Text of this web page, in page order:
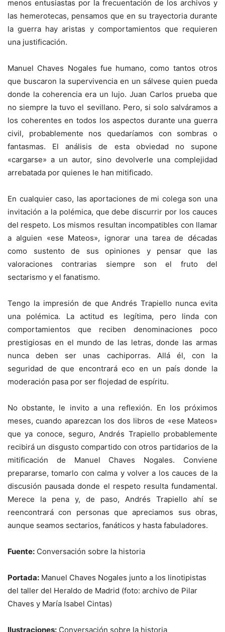
menos entusiastas por la frecuentación de los archivos y
las hemerotecas, pensamos que en su trayectoria durante
la guerra hay aristas y comportamientos que requieren
una justificación.
Manuel Chaves Nogales fue humano, como tantos otros
que buscaron la supervivencia en un sálvese quien pueda
donde la coherencia era un lujo. Juan Carlos prueba que
no siempre la tuvo el sevillano. Pero, si solo salváramos a
los coherentes en todos los aspectos durante una guerra
civil, probablemente nos quedaríamos con sombras o
fantasmas. El análisis de esta obviedad no supone
«cargarse» a un autor, sino devolverle una complejidad
arrebatada por quienes le han mitificado.
En cualquier caso, las aportaciones de mi colega son una
invitación a la polémica, que debe discurrir por los cauces
del respeto. Los mismos resultan incompatibles con llamar
a alguien «ese Mateos», ignorar una tarea de décadas
como sustento de sus opiniones y pensar que las
valoraciones contrarias siempre son el fruto del
sectarismo y el fanatismo.
Tengo la impresión de que Andrés Trapiello nunca evita
una polémica. La actitud es legítima, pero linda con
comportamientos que reciben denominaciones poco
prestigiosas en el mundo de las letras, donde las armas
nunca deben ser unas cachiporras. Allá él, con la
seguridad de que encontrará eco en un país donde la
moderación pasa por ser flojedad de espíritu.
No obstante, le invito a una reflexión. En los próximos
meses, cuando aparezcan los dos libros de «ese Mateos»
que ya conoce, seguro, Andrés Trapiello probablemente
recibirá un disgusto compartido con otros partidarios de la
mitificación de Manuel Chaves Nogales. Conviene
prepararse, tomarlo con calma y volver a los cauces de la
discusión pausada donde el respeto resulta fundamental.
Merece la pena y, de paso, Andrés Trapiello ahí se
reencontrará con personas que apreciamos sus obras,
aunque seamos sectarios, fanáticos y hasta fabuladores.
Fuente: Conversación sobre la historia
Portada: Manuel Chaves Nogales junto a los linotipistas
del taller del Heraldo de Madrid (foto: archivo de Pilar
Chaves y María Isabel Cintas)
Ilustraciones: Conversación sobre la historia